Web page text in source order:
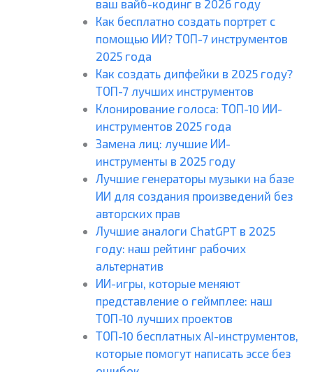
ваш вайб-кодинг в 2026 году
Как бесплатно создать портрет с
помощью ИИ? ТОП-7 инструментов
2025 года
Как создать дипфейки в 2025 году?
ТОП-7 лучших инструментов
Клонирование голоса: ТОП-10 ИИ-
инструментов 2025 года
Замена лиц: лучшие ИИ-
инструменты в 2025 году
Лучшие генераторы музыки на базе
ИИ для создания произведений без
авторских прав
Лучшие аналоги ChatGPT в 2025
году: наш рейтинг рабочих
альтернатив
ИИ-игры, которые меняют
представление о геймплее: наш
ТОП-10 лучших проектов
ТОП-10 бесплатных AI-инструментов,
которые помогут написать эссе без